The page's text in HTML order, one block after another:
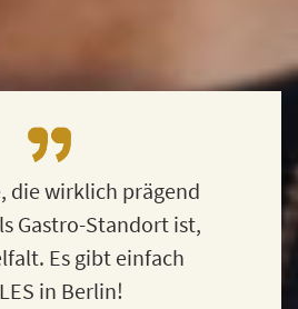
die wirklich prägend
Gastro-Standort ist,
Es gibt einfach
in Berlin!